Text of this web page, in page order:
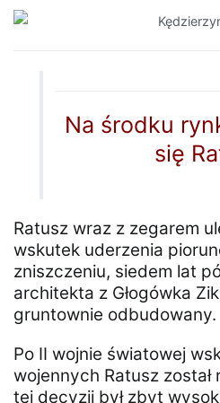
Na środku
się
Ratusz wraz z zegarem
wskutek uderzenia
zniszczeniu, siedem lat
architekta z Głogówka
gruntownie odbudowany.
Po II wojnie światowej
wojennych Ratusz
tej decyzji był zbyt